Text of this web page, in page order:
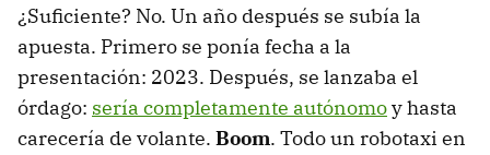
¿Suficiente? No. Un año después se subía la
apuesta. Primero se ponía fecha a la
presentación: 2023. Después, se lanzaba el
órdago: sería completamente autónomoy hasta
carecería de volante. Boom. Todo un robotaxi en